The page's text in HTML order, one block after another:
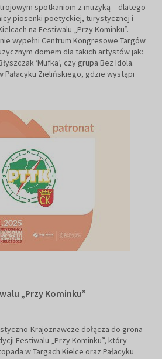
spotkaniom z muzyką – dlatego
piosenki poetyckiej, turystycznej i
na Festiwalu „Przy Kominku”.
wypełni Centrum Kongresowe Targów
domem dla takich artystów jak:
‘Mufka’, czy grupa Bez Idola.
Pałacyku Zielińskiego, gdzie wystąpi
„Przy Kominku”
Krajoznawcze dołącza do grona
Festiwalu „Przy Kominku”, który
w Targach Kielce oraz Pałacyku